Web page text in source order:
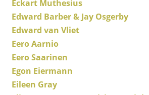
Maison
Salon et Salle de séjour
Cuisine & Salle à manger
Chambre à coucher
Chambre enfant
Eckart Muthesius
Edward Barber & Jay Osgerby
Edward van Vliet
Eero Aarnio
Eero Saarinen
Egon Eiermann
Eileen Gray